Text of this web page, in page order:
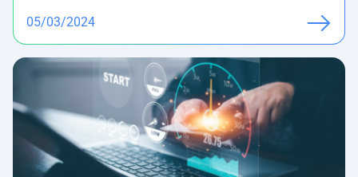
05/03/2024